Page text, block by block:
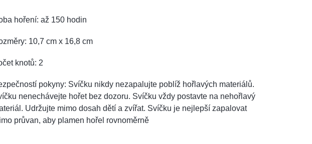
hoření: až 150 hodin
10,7 cm x 16,8 cm
knotů: 2
pokyny: Svíčku nikdy nezapalujte poblíž hořlavých materiálů.
nenechávejte hořet bez dozoru. Svíčku vždy postavte na nehořlavý
Udržujte mimo dosah dětí a zvířat. Svíčku je nejlepší zapalovat
průvan, aby plamen hořel rovnoměrně